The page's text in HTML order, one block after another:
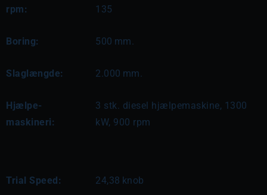
rpm: 135
Boring: 500 mm.
Slaglængde: 2.000 mm.
Hjælpe-
maskineri:
3 stk. diesel hjælpemaskine, 1300
kW, 900 rpm
Trial Speed: 24,38 knob